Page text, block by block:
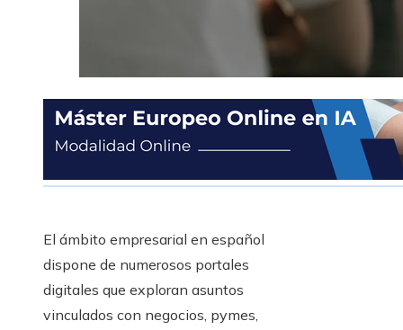
El ámbito empresarial en español
dispone de numerosos portales
digitales que exploran asuntos
vinculados con negocios, pymes,